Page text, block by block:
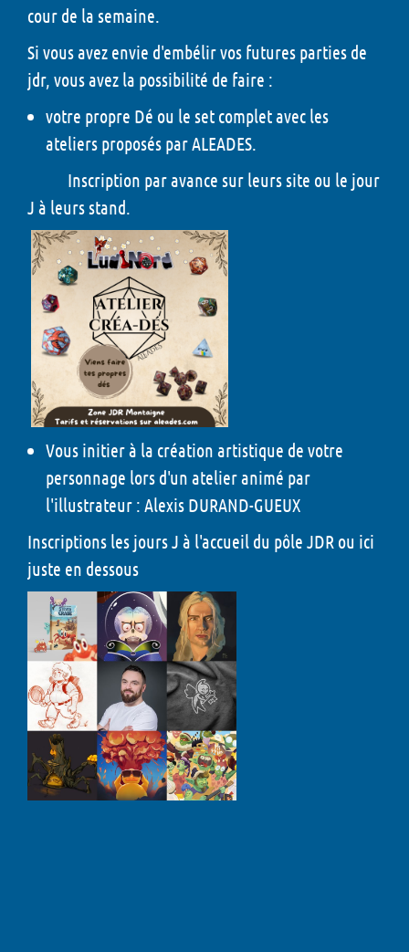
cour de la semaine.
Si vous avez envie d'embélir vos futures parties de
jdr, vous avez la possibilité de faire :
votre propre Dé ou le set complet avec les
ateliers proposés par ALEADES.
Inscription par avance sur leurs site ou le jour
J à leurs stand.
Vous initier à la création artistique de votre
personnage lors d'un atelier animé par
l'illustrateur : Alexis DURAND-GUEUX
Inscriptions les jours J à l'accueil du pôle JDR ou ici
juste en dessous